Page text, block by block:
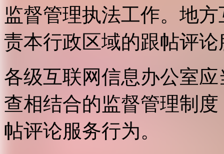
监督管理执法工作。地
责本行政区域的跟帖评
各级互联网信息办公室
查相结合的监督管理制
帖评论服务行为。